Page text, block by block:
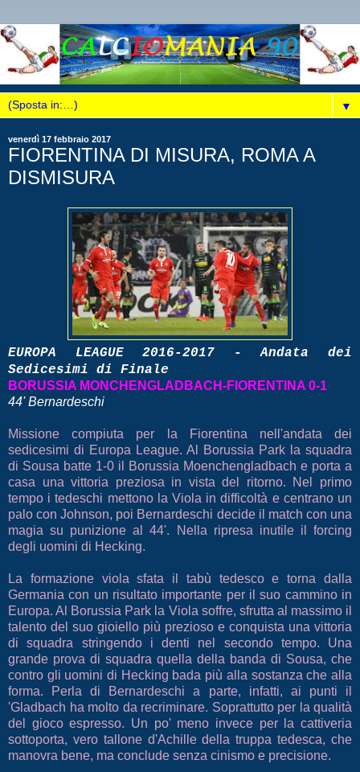
▼
venerdì 17 febbraio 2017
FIORENTINA DI MISURA, ROMA A
DISMISURA
EUROPA LEAGUE 2016-2017 - Andata dei
Sedicesimi di Finale
BORUSSIA MONCHENGLADBACH-FIORENTINA 0-1
44' Bernardeschi
Missione compiuta per la Fiorentina nell'andata dei
sedicesimi di Europa League. Al Borussia Park la squadra
di Sousa batte 1-0 il Borussia Moenchengladbach e porta a
casa una vittoria preziosa in vista del ritorno. Nel primo
tempo i tedeschi mettono la Viola in difficoltà e centrano un
palo con Johnson, poi Bernardeschi decide il match con una
magia su punizione al 44'. Nella ripresa inutile il forcing
degli uomini di Hecking.
La formazione viola sfata il tabù tedesco e torna dalla
Germania con un risultato importante per il suo cammino in
Europa. Al Borussia Park la Viola soffre, sfrutta al massimo il
talento del suo gioiello più prezioso e conquista una vittoria
di squadra stringendo i denti nel secondo tempo. Una
grande prova di squadra quella della banda di Sousa, che
contro gli uomini di Hecking bada più alla sostanza che alla
forma. Perla di Bernardeschi a parte, infatti, ai punti il
'Gladbach ha molto da recriminare. Soprattutto per la qualità
del gioco espresso. Un po' meno invece per la cattiveria
sottoporta, vero tallone d'Achille della truppa tedesca, che
manovra bene, ma conclude senza cinismo e precisione.